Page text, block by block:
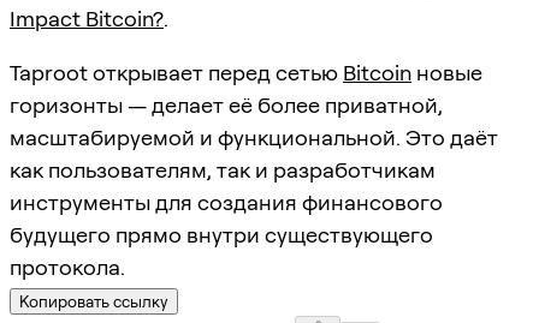
Impact Bitcoin?.
Taproot открывает перед сетью Bitcoin новые
горизонты — делает её более приватной,
масштабируемой и функциональной. Это даёт
как пользователям, так и разработчикам
инструменты для создания финансового
будущего прямо внутри существующего
протокола.
Копировать ссылку